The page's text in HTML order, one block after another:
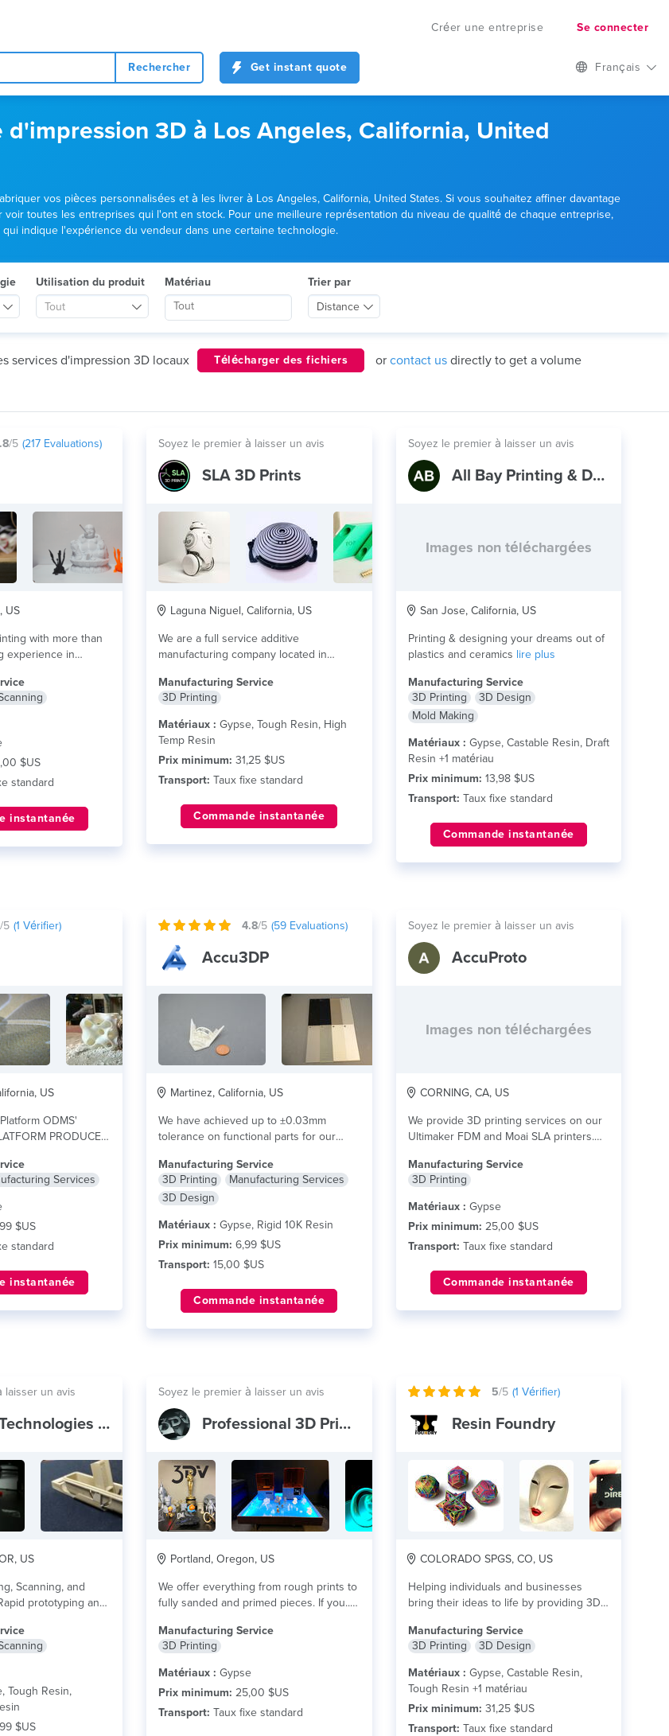
Créer une entreprise Se connecter
Rechercher Get instant quote Français
3D à Los Angeles, California, United
vos pièces personnalisées et à les livrer à Los Angeles, California, United States. Si vous souhaitez affiner davantage
toutes les entreprises qui l'ont en stock. Pour une meilleure représentation du niveau de qualité de chaque entreprise,
indique l'expérience du vendeur dans une certaine technologie.
Utilisation du produit
Tout
Matériau
Trier par
Distance
services d'impression 3D locaux Télécharger des fichiers or contact us directly to get a volume
/5 (217Evaluations)
US
with more than
experience in
$US
standard
instantanée
Soyez le premier à laisser un avis
SLA 3D Prints
Laguna Niguel, California, US
We are a full service additive
manufacturing company located in
plus
Manufacturing Service
3D Printing
Matériaux : Gypse, Tough Resin, High
Temp Resin
Prix minimum: 31,25 $US
Transport: Taux fixe standard
Commande instantanée
Soyez le premier à laisser un avis
All Bay Printing & Design
Images non téléchargées
San Jose, California, US
Printing & designing your dreams out of
plastics and ceramics lire plus
Manufacturing Service
3D Printing
3D Design
Mold Making
Matériaux : Gypse, Castable Resin, Draft
Resin +1 matériau
Prix minimum: 13,98 $US
Transport: Taux fixe standard
Commande instantanée
/5 (1 Vérifier)
US
ODMS'
PRODUCES
lire plus
Services
$US
standard
instantanée
4.8/5 (59 Evaluations)
Accu3DP
Martinez, California, US
We have achieved up to ±0.03mm
tolerance on functional parts for our
Manufacturing Service
3D Printing
Manufacturing Services
3D Design
Matériaux : Gypse, Rigid 10K Resin
Prix minimum: 6,99 $US
Transport: 15,00 $US
Commande instantanée
Soyez le premier à laisser un avis
AccuProto
Images non téléchargées
CORNING, CA, US
We provide 3D printing services on our
Ultimaker FDM and Moai SLA printers.
Manufacturing Service
3D Printing
Matériaux : Gypse
Prix minimum: 25,00 $US
Transport: Taux fixe standard
Commande instantanée
laisser un avis
MWM Technologies LLC
US
Scanning, and
prototyping and
Tough Resin,
$US
Soyez le premier à laisser un avis
Professional 3D Printing with 3DV
Portland, Oregon, US
We offer everything from rough prints to
fully sanded and primed pieces. If you...
Manufacturing Service
3D Printing
Matériaux : Gypse
Prix minimum: 25,00 $US
Transport: Taux fixe standard
5/5 (1 Vérifier)
Resin Foundry
COLORADO SPGS, CO, US
Helping individuals and businesses
bring their ideas to life by providing 3D
Manufacturing Service
3D Printing
3D Design
Matériaux : Gypse, Castable Resin,
Tough Resin +1 matériau
Prix minimum: 31,25 $US
Transport: Taux fixe standard